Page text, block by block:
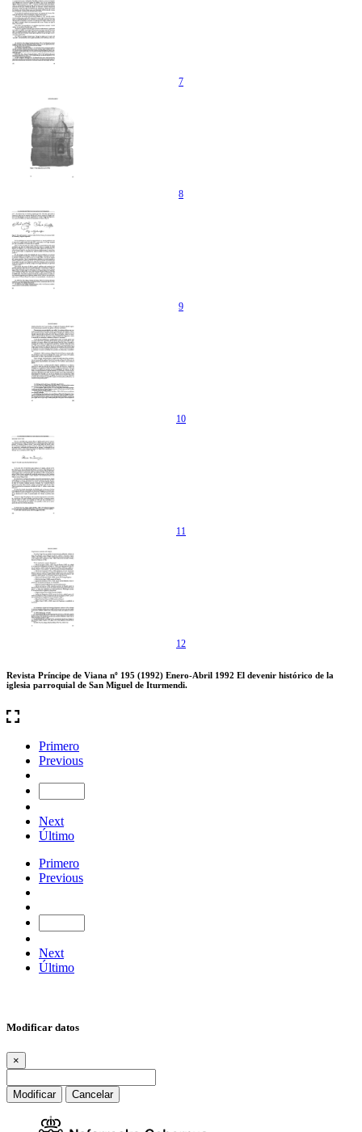
7
8
9
10
11
12
Revista Príncipe de Viana nº 195 (1992) Enero-Abril 1992 El devenir histórico de la
iglesia parroquial de San Miguel de Iturmendi.
Primero
Previous
Next
Último
Primero
Previous
Next
Último
Modificar datos
×
Modificar Cancelar